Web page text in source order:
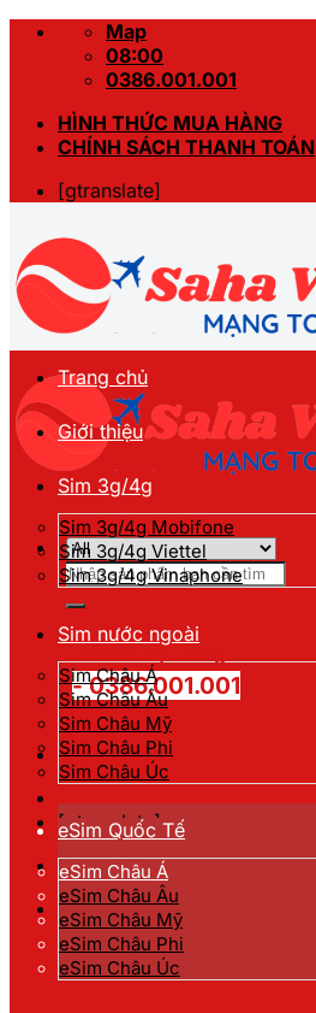
Skip
Map
08:00
0386.001.001
HÌNH THỨC MUA HÀNG
CHÍNH SÁCH THANH TOÁN
[gtranslate]
Tìm
kiếm:
Hotline đặt hàng
- 0386.001.001
[gtranslate]
Trang chủ
Giới thiệu
Sim 3g/4g
Sim 3g/4g Mobifone
Sim 3g/4g Viettel
Sim 3g/4g Vinaphone
Sim nước ngoài
Sim Châu Á
Sim Châu Âu
Sim Châu Mỹ
Sim Châu Phi
Sim Châu Úc
eSim Quốc Tế
eSim Châu Á
eSim Châu Âu
eSim Châu Mỹ
eSim Châu Phi
eSim Châu Úc